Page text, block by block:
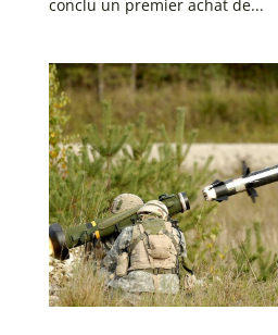
conclu un premier achat de...